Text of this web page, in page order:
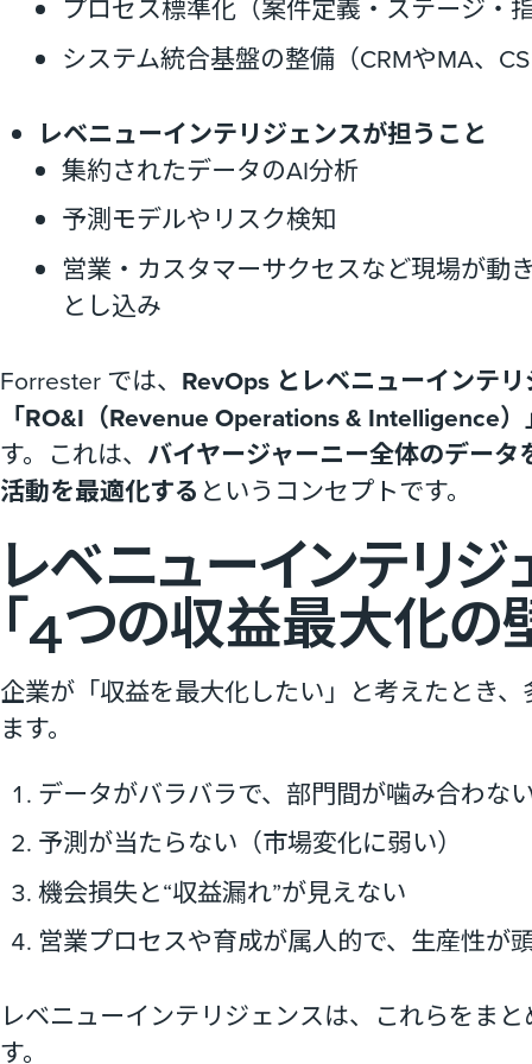
プロセス標準化（案件定義・ステージ・
システム統合基盤の整備（CRMやMA、
レベニューインテリジェンスが担うこと
集約されたデータのAI分析
予測モデルやリスク検知
営業・カスタマーサクセスなど現場が動
とし込み
Forrester では、 RevOps とレベニューインテ
「RO&I（Revenue Operations & Intelligence
す。これは、 バイヤージャーニー全体のデー
活動を最適化する というコンセプトです。
レベニューインテリ
「4つの収益最大化の
企業が「収益を最大化したい」と考えたとき
ます。
データがバラバラで、部門間が噛み合わな
予測が当たらない（市場変化に弱い）
機会損失と“収益漏れ”が見えない
営業プロセスや育成が属人的で、生産性が
レベニューインテリジェンスは、これらをま
す。